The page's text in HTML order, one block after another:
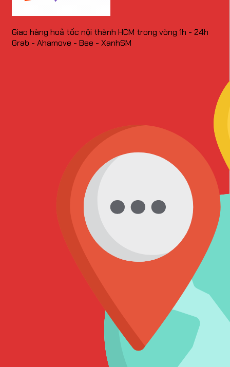
Giao hàng hoả tốc nội thành HCM trong vòng 1h - 24h
Grab - Ahamove - Bee - XanhSM